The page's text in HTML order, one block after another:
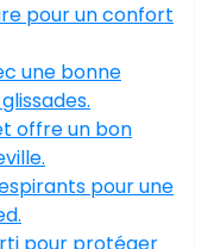
pour un confort
une bonne
offre un bon
pour une